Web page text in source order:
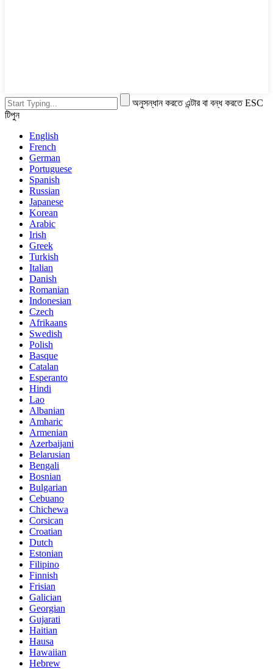
অনুসন্ধান করতে এন্টার বা বন্ধ করতে ESC
টিপুন
English
French
German
Portuguese
Spanish
Russian
Japanese
Korean
Arabic
Irish
Greek
Turkish
Italian
Danish
Romanian
Indonesian
Czech
Afrikaans
Swedish
Polish
Basque
Catalan
Esperanto
Hindi
Lao
Albanian
Amharic
Armenian
Azerbaijani
Belarusian
Bengali
Bosnian
Bulgarian
Cebuano
Chichewa
Corsican
Croatian
Dutch
Estonian
Filipino
Finnish
Frisian
Galician
Georgian
Gujarati
Haitian
Hausa
Hawaiian
Hebrew